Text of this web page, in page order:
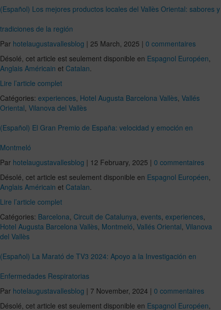
(Español) Los mejores productos locales del Vallès Oriental: sabores y
tradiciones de la región
Par hotelaugustavallesblog | 25 March, 2025 | 0 commentaires
Désolé, cet article est seulement disponible en Espagnol Européen,
Anglais Américain et Catalan.
Lire l’article complet
Catégories: experiences, Hotel Augusta Barcelona Vallès, Vallés
Oriental, Vilanova del Vallès
(Español) El Gran Premio de España: velocidad y emoción en
Montmeló
Par hotelaugustavallesblog | 12 February, 2025 | 0 commentaires
Désolé, cet article est seulement disponible en Espagnol Européen,
Anglais Américain et Catalan.
Lire l’article complet
Catégories: Barcelona, Circuit de Catalunya, events, experiences,
Hotel Augusta Barcelona Vallès, Montmeló, Vallés Oriental, Vilanova
del Vallès
(Español) La Marató de TV3 2024: Apoyo a la Investigación en
Enfermedades Respiratorias
Par hotelaugustavallesblog | 7 November, 2024 | 0 commentaires
Désolé, cet article est seulement disponible en Espagnol Européen,